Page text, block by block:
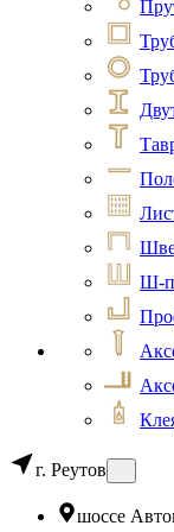
Ш-
г. Реутов
шоссе